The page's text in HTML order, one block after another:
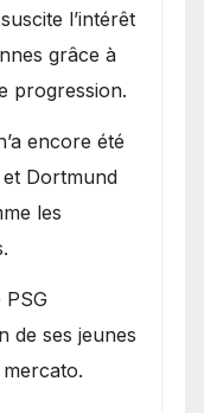
l’intérêt
grâce à
progression.
encore été
Dortmund
les
PSG
de ses jeunes